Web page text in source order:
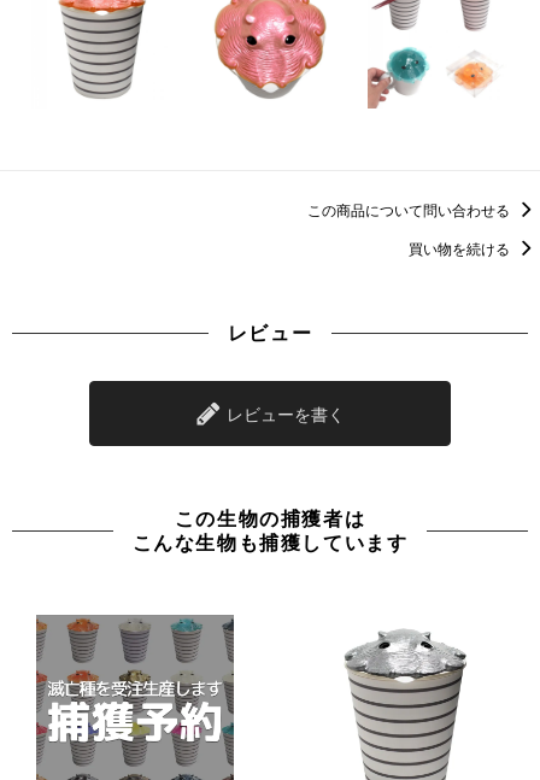
この商品について問い合わせる
買い物を続ける
レビュー
レビューを書く
この生物の捕獲者は
こんな生物も捕獲しています